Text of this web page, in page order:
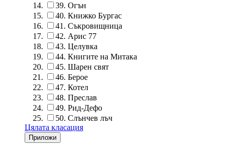
39. Огън
40. Книжко Бургас
41. Съкровищница
42. Арис 77
43. Целувка
44. Книгите на Митака
45. Шарен свят
46. Берое
47. Котел
48. Преслав
49. Рид-Дефо
50. Слънчев лъч
Цялата класация